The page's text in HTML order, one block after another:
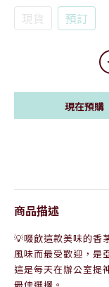
現貨 預訂
現在預購
商品描述
💡啜飲這款美味的香
風味而最受歡迎，是
這是每天在辦公室提